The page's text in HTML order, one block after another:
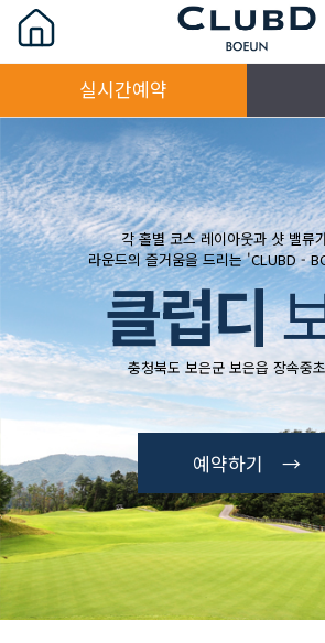
실시간예약
각 홀별 코스 레이아웃과 샷 밸류
라운드의 즐거움을 드리는 'CLUBD -
클럽디
충청북도 보은군 보은읍 장속중
예약하기 →